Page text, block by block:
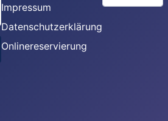
Impressum
Datenschutzerklärung
Onlinereservierung